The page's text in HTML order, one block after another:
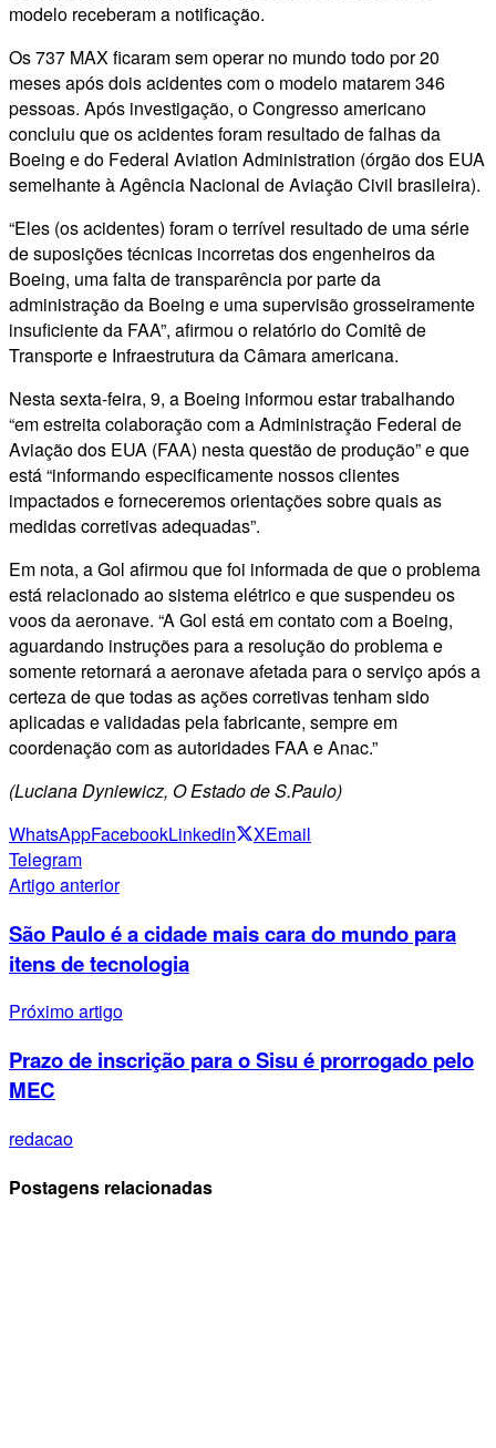
modelo receberam a notificação.
Os 737 MAX ficaram sem operar no mundo todo por 20
meses após dois acidentes com o modelo matarem 346
pessoas. Após investigação, o Congresso americano
concluiu que os acidentes foram resultado de falhas da
Boeing e do Federal Aviation Administration (órgão dos EUA
semelhante à Agência Nacional de Aviação Civil brasileira).
“Eles (os acidentes) foram o terrível resultado de uma série
de suposições técnicas incorretas dos engenheiros da
Boeing, uma falta de transparência por parte da
administração da Boeing e uma supervisão grosseiramente
insuficiente da FAA”, afirmou o relatório do Comitê de
Transporte e Infraestrutura da Câmara americana.
Nesta sexta-feira, 9, a Boeing informou estar trabalhando
“em estreita colaboração com a Administração Federal de
Aviação dos EUA (FAA) nesta questão de produção” e que
está “informando especificamente nossos clientes
impactados e forneceremos orientações sobre quais as
medidas corretivas adequadas”.
Em nota, a Gol afirmou que foi informada de que o problema
está relacionado ao sistema elétrico e que suspendeu os
voos da aeronave. “A Gol está em contato com a Boeing,
aguardando instruções para a resolução do problema e
somente retornará a aeronave afetada para o serviço após a
certeza de que todas as ações corretivas tenham sido
aplicadas e validadas pela fabricante, sempre em
coordenação com as autoridades FAA e Anac.”
(Luciana Dyniewicz, O Estado de S.Paulo)
WhatsAppFacebookLinkedin XEmail
Telegram
Artigo anterior
São Paulo é a cidade mais cara do mundo para
itens de tecnologia
Próximo artigo
Prazo de inscrição para o Sisu é prorrogado pelo
MEC
redacao
Postagens relacionadas